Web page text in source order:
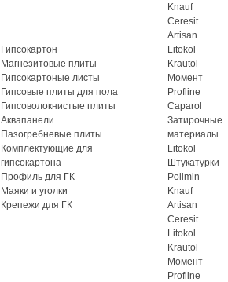
Гипсокартон
Магнезитовые плиты
Гипсокартоные листы
Гипсовые плиты для пола
Гипсоволокнистые плиты
Аквапанели
Пазогребневые плиты
Комплектующие для
гипсокартона
Профиль для ГК
Маяки и уголки
Крепежи для ГК
Knauf
Ceresit
Artisan
Litokol
Krautol
Момент
Profline
Caparol
Затирочные
материалы
Litokol
Штукатурки
Polimin
Knauf
Artisan
Ceresit
Litokol
Krautol
Момент
Profline